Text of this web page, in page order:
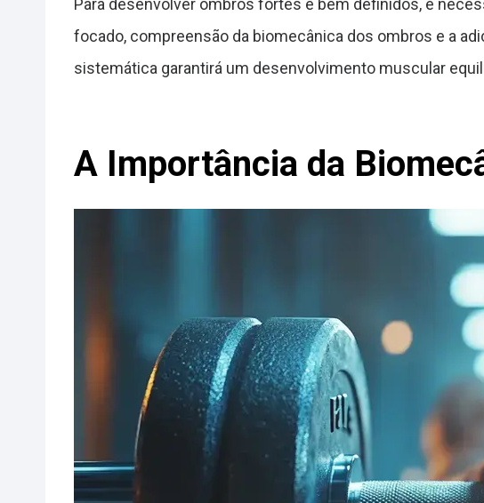
Para desenvolver ombros fortes e bem definidos, é
focado, compreensão da biomecânica dos ombros e a
sistemática garantirá um desenvolvimento muscular
A Importância da